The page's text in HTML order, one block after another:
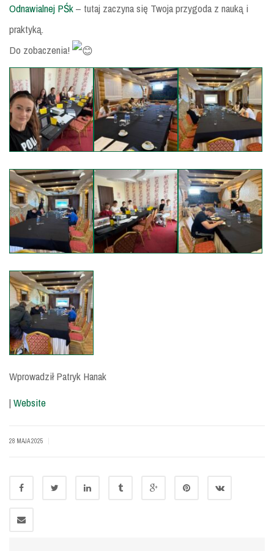
Odnawialnej PŚk– tutaj zaczyna się Twoja przygoda z nauką i
praktyką.
Do zobaczenia!
Wprowadził Patryk Hanak
| Website
28 MAJA 2025